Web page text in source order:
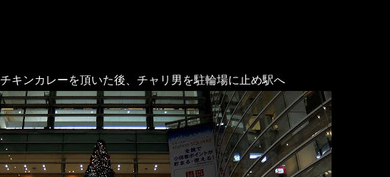
キンカレーを頂いた後、チャリ男を駐輪場に止め駅へ